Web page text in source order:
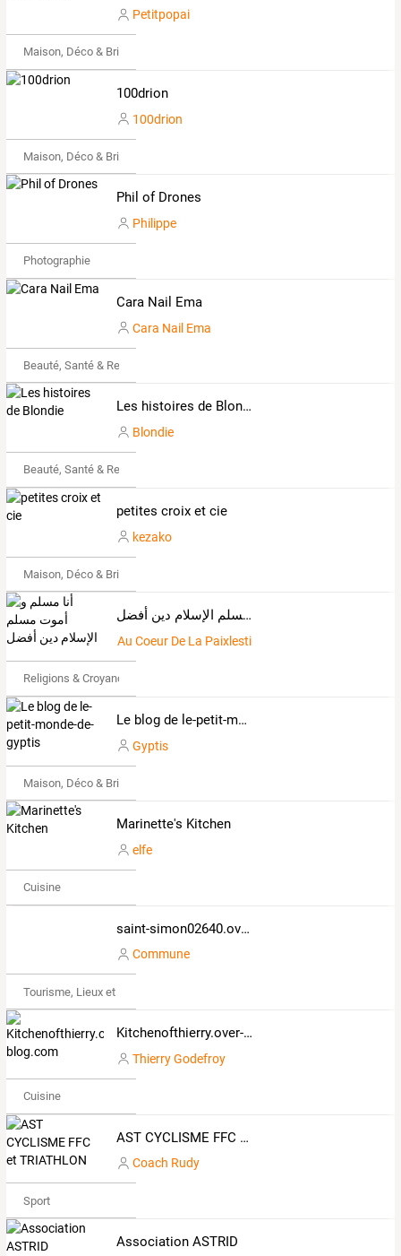
Petitpopai
Maison, Déco & Bricolage
100drion
100drion
Maison, Déco & Bricolage
Phil of Drones
Philippe
Photographie
Cara Nail Ema
Cara Nail Ema
Beauté, Santé & Remise en forme
Les histoires de Blondie
Blondie
Beauté, Santé & Remise en forme
petites croix et cie
kezako
Maison, Déco & Bricolage
أنا مسلم و أموت مسلم الإسلام دين أفضل
Au Coeur De La Paixlestine
Religions & Croyances
Le blog de le-petit-monde-de-gyptis
Gyptis
Maison, Déco & Bricolage
Marinette's Kitchen
elfe
Cuisine
saint-simon02640.over-blog.com
Commune
Tourisme, Lieux et Événements
Kitchenofthierry.over-blog.com
Thierry Godefroy
Cuisine
AST CYCLISME FFC et TRIATHLON
Coach Rudy
Sport
Association ASTRID